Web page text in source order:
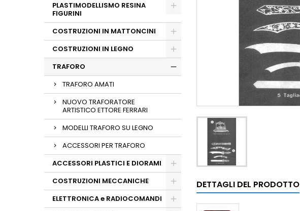
PLASTIMODELLISMO RESINA
FIGURINI
COSTRUZIONI IN MATTONCINI
COSTRUZIONI IN LEGNO
TRAFORO
TRAFORO AMATI
NUOVO TRAFORATORE
ARTISTICO ETTORE FERRARI
MODELLI TRAFORO SU LEGNO
ACCESSORI PER TRAFORO
ACCESSORI PLASTICI E DIORAMI
COSTRUZIONI MECCANICHE
ELETTRONICA e RADIOCOMANDI
DETTAGLI DEL PRODOTTO